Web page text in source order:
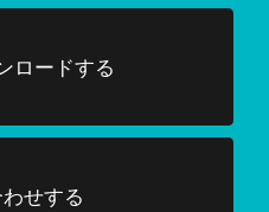
ロードする
せする